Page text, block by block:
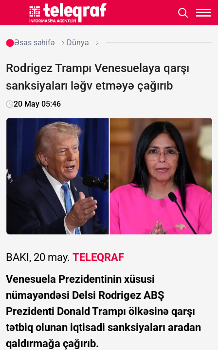
Əsas səhifə Dünya
Rodrigez Trampı Venesuelaya qarşı
sanksiyaları ləğv etməyə çağırıb
20 May 05:46
BAKI, 20 may. TELEQRAF
Venesuela Prezidentinin xüsusi
nümayəndəsi Delsi Rodrigez ABŞ
Prezidenti Donald Trampı ölkəsinə qarşı
tətbiq olunan iqtisadi sanksiyaları aradan
qaldırmağa çağırıb.